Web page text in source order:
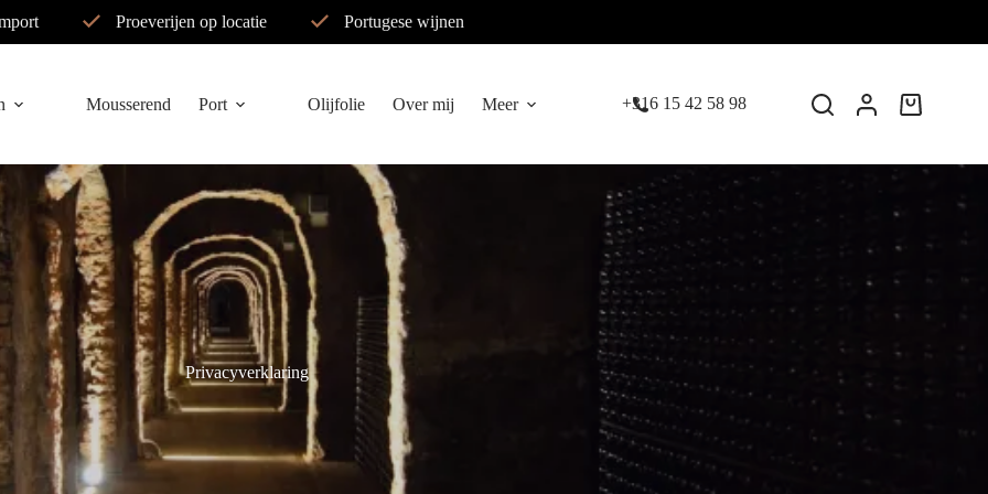
Proeverijen op locatie Portugese wijnen
Mousserend Port Olijfolie Over mij Meer +316 15 42 58 98
Privacyverklaring